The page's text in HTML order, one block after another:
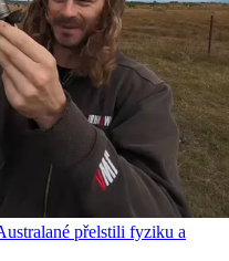
přelstili fyziku a